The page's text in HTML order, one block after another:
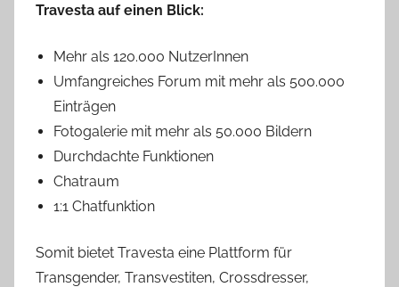
Travesta auf einen Blick:
Mehr als 120.000 NutzerInnen
Umfangreiches Forum mit mehr als 500.000
Einträgen
Fotogalerie mit mehr als 50.000 Bildern
Durchdachte Funktionen
Chatraum
1:1 Chatfunktion
Somit bietet Travesta eine Plattform für
Transgender, Transvestiten, Crossdresser,